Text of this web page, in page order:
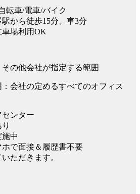
転車/電車/バイク
から徒歩15分、車3分
場利用OK
の他会社が指定する範囲
会社の定めるすべてのオフィス
ンター
中
で面接＆履歴書不要
ただきます。